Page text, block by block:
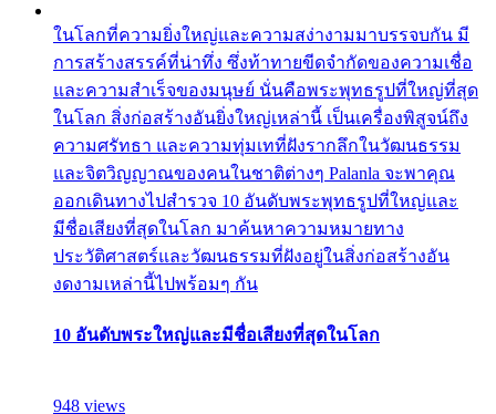
ในโลกที่ความยิ่งใหญ่และความสง่างามมาบรรจบกัน มี
การสร้างสรรค์ที่น่าทึ่ง ซึ่งท้าทายขีดจำกัดของความเชื่อ
และความสำเร็จของมนุษย์ นั่นคือพระพุทธรูปที่ใหญ่ที่สุด
ในโลก สิ่งก่อสร้างอันยิ่งใหญ่เหล่านี้ เป็นเครื่องพิสูจน์ถึง
ความศรัทธา และความทุ่มเทที่ฝังรากลึกในวัฒนธรรม
และจิตวิญญาณของคนในชาติต่างๆ Palanla จะพาคุณ
ออกเดินทางไปสำรวจ 10 อันดับพระพุทธรูปที่ใหญ่และ
มีชื่อเสียงที่สุดในโลก มาค้นหาความหมายทาง
ประวัติศาสตร์และวัฒนธรรมที่ฝังอยู่ในสิ่งก่อสร้างอัน
งดงามเหล่านี้ไปพร้อมๆ กัน
10 อันดับพระใหญ่และมีชื่อเสียงที่สุดในโลก
948 views